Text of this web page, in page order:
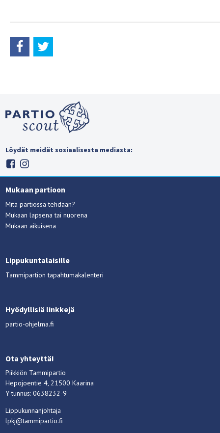
Löydät meidät sosiaalisesta mediasta:
Mukaan partioon
Mitä partiossa tehdään?
Mukaan lapsena tai nuorena
Mukaan aikuisena
Lippukuntalaisille
Tammipartion tapahtumakalenteri
Hyödyllisiä linkkejä
partio-ohjelma.fi
Ota yhteyttä!
Piikkiön Tammipartio
Hepojoentie 4, 21500 Kaarina
Y-tunnus: 0638232-9
Lippukunnanjohtaja
lpkj@tammipartio.fi